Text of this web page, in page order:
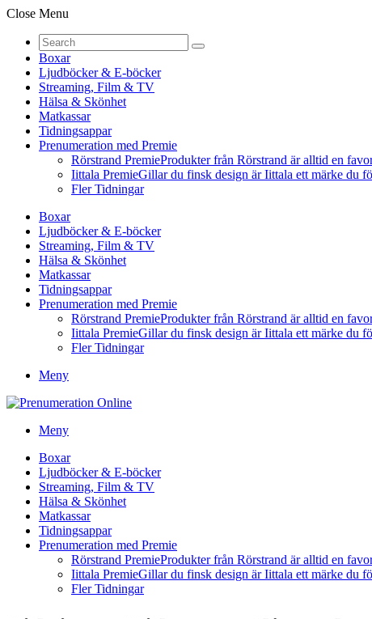
Close Menu
Boxar
Ljudböcker & E-böcker
Streaming, Film & TV
Hälsa & Skönhet
Matkassar
Tidningsappar
Prenumeration med Premie
Rörstrand PremieProdukter från Rörstrand är alltid en
Iittala PremieGillar du finsk design är Iittala ett märke du
Fler Tidningar
Boxar
Ljudböcker & E-böcker
Streaming, Film & TV
Hälsa & Skönhet
Matkassar
Tidningsappar
Prenumeration med Premie
Rörstrand PremieProdukter från Rörstrand är alltid en
Iittala PremieGillar du finsk design är Iittala ett märke du
Fler Tidningar
Meny
Meny
Boxar
Ljudböcker & E-böcker
Streaming, Film & TV
Hälsa & Skönhet
Matkassar
Tidningsappar
Prenumeration med Premie
Rörstrand PremieProdukter från Rörstrand är alltid en
Iittala PremieGillar du finsk design är Iittala ett märke du
Fler Tidningar